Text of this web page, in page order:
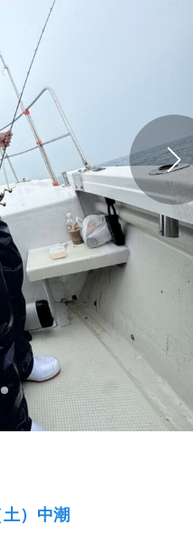
って2時間捌きまく
示
象情報を表示
港
49日前
釣り船詳細を見る